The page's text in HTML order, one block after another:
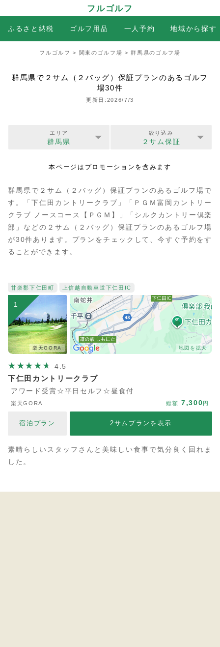
フルゴルフ
ふるさと納税 ゴルフ用品 一人予約 地域から探す
フルゴルフ > 関東のゴルフ場 > 群馬県のゴルフ場
群馬県で２サム（２バッグ）保証プランのあるゴルフ
場30件
更新日:2026/7/3
エリア
群馬県
絞り込み
２サム保証
本ページはプロモーションを含みます
群馬県で２サム（２バッグ）保証プランのあるゴルフ場で
す。「下仁田カントリークラブ」「ＰＧＭ富岡カントリー
クラブ ノースコース【ＰＧＭ】」「シルクカントリー倶楽
部」などの２サム（２バッグ）保証プランのあるゴルフ場
が30件あります。プランをチェックして、今すぐ予約をす
ることができます。
甘楽郡下仁田町 上信越自動車道 下仁田IC
1
楽天GORA 地図を拡大
4.5
下仁田カントリークラブ
アワード受賞☆平日セルフ☆昼食付
楽天GORA 総額 7,300円
宿泊プラン 2サムプランを表示
素晴らしいスタッフさんと美味しい食事で気分良く回れま
した。